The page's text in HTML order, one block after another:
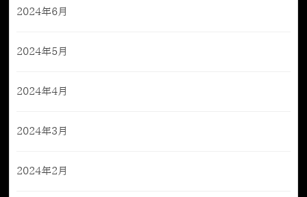
2024年6月
2024年5月
2024年4月
2024年3月
2024年2月